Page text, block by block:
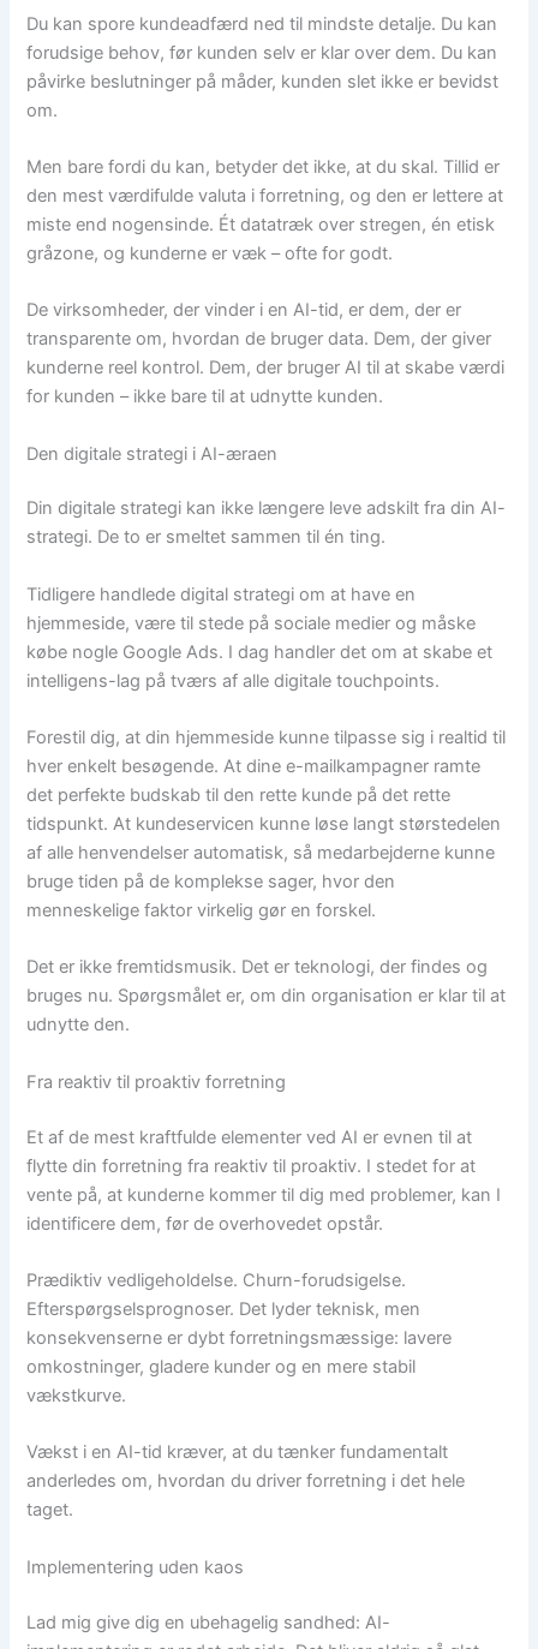
Du kan spore kundeadfærd ned til mindste detalje. Du kan
forudsige behov, før kunden selv er klar over dem. Du kan
påvirke beslutninger på måder, kunden slet ikke er bevidst
om.
Men bare fordi du kan, betyder det ikke, at du skal. Tillid er
den mest værdifulde valuta i forretning, og den er lettere at
miste end nogensinde. Ét datatræk over stregen, én etisk
gråzone, og kunderne er væk – ofte for godt.
De virksomheder, der vinder i en AI-tid, er dem, der er
transparente om, hvordan de bruger data. Dem, der giver
kunderne reel kontrol. Dem, der bruger AI til at skabe værdi
for kunden – ikke bare til at udnytte kunden.
Den digitale strategi i AI-æraen
Din digitale strategi kan ikke længere leve adskilt fra din AI-
strategi. De to er smeltet sammen til én ting.
Tidligere handlede digital strategi om at have en
hjemmeside, være til stede på sociale medier og måske
købe nogle Google Ads. I dag handler det om at skabe et
intelligens-lag på tværs af alle digitale touchpoints.
Forestil dig, at din hjemmeside kunne tilpasse sig i realtid til
hver enkelt besøgende. At dine e-mailkampagner ramte
det perfekte budskab til den rette kunde på det rette
tidspunkt. At kundeservicen kunne løse langt størstedelen
af alle henvendelser automatisk, så medarbejderne kunne
bruge tiden på de komplekse sager, hvor den
menneskelige faktor virkelig gør en forskel.
Det er ikke fremtidsmusik. Det er teknologi, der findes og
bruges nu. Spørgsmålet er, om din organisation er klar til at
udnytte den.
Fra reaktiv til proaktiv forretning
Et af de mest kraftfulde elementer ved AI er evnen til at
flytte din forretning fra reaktiv til proaktiv. I stedet for at
vente på, at kunderne kommer til dig med problemer, kan I
identificere dem, før de overhovedet opstår.
Prædiktiv vedligeholdelse. Churn-forudsigelse.
Efterspørgselsprognoser. Det lyder teknisk, men
konsekvenserne er dybt forretningsmæssige: lavere
omkostninger, gladere kunder og en mere stabil
vækstkurve.
Vækst i en AI-tid kræver, at du tænker fundamentalt
anderledes om, hvordan du driver forretning i det hele
taget.
Implementering uden kaos
Lad mig give dig en ubehagelig sandhed: AI-